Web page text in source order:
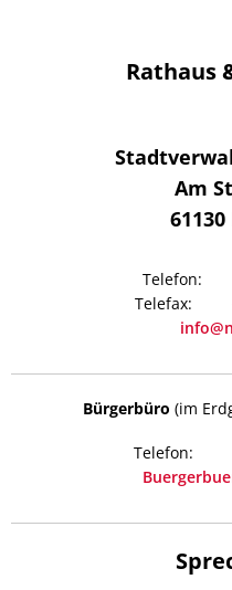
Rathaus
Am
61130
Bürgerbüro (im